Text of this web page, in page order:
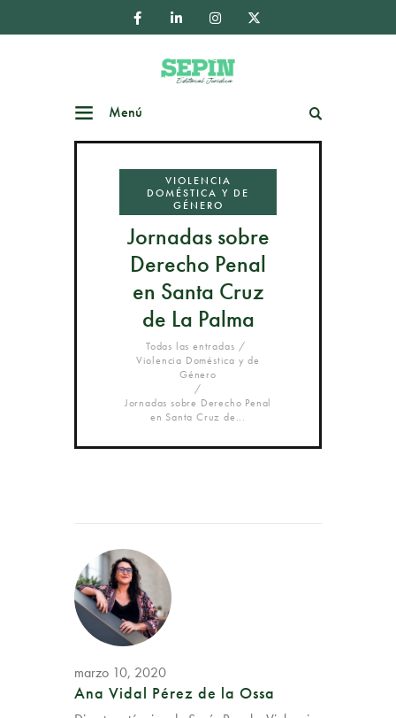
Menú
VIOLENCIA
DOMÉSTICA Y DE
GÉNERO
Jornadas sobre
Derecho Penal
en Santa Cruz
de La Palma
Todas las entradas
Violencia Doméstica y de
Género
Jornadas sobre Derecho Penal
en Santa Cruz de...
marzo 10, 2020
Ana Vidal Pérez de la Ossa